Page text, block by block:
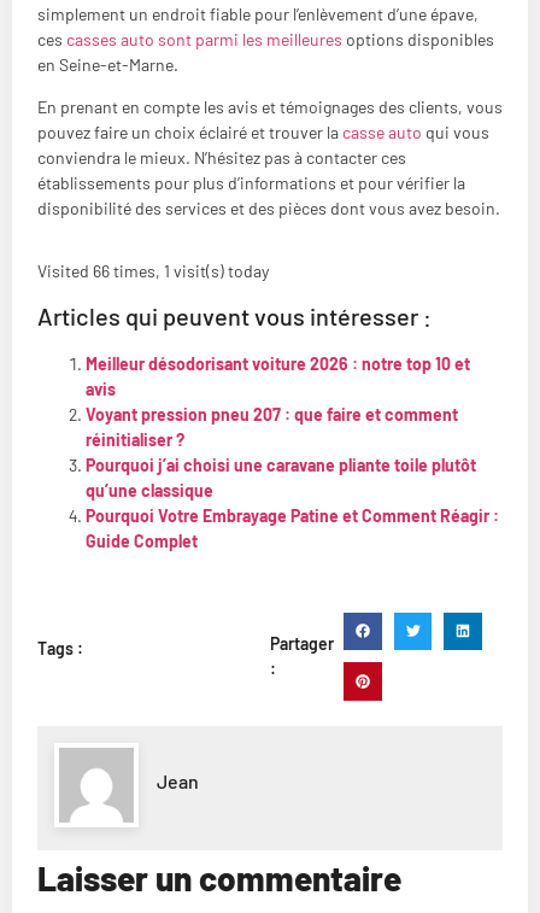
simplement un endroit fiable pour l’enlèvement d’une épave,
ces casses auto sont parmi les meilleures options disponibles
en Seine-et-Marne.
En prenant en compte les avis et témoignages des clients, vous
pouvez faire un choix éclairé et trouver la casse auto qui vous
conviendra le mieux. N’hésitez pas à contacter ces
établissements pour plus d’informations et pour vérifier la
disponibilité des services et des pièces dont vous avez besoin.
Visited 66 times, 1 visit(s) today
Articles qui peuvent vous intéresser :
Meilleur désodorisant voiture 2026 : notre top 10 et
avis
Voyant pression pneu 207 : que faire et comment
réinitialiser ?
Pourquoi j’ai choisi une caravane pliante toile plutôt
qu’une classique
Pourquoi Votre Embrayage Patine et Comment Réagir :
Guide Complet
Tags :
Partager
:
Jean
Laisser un commentaire